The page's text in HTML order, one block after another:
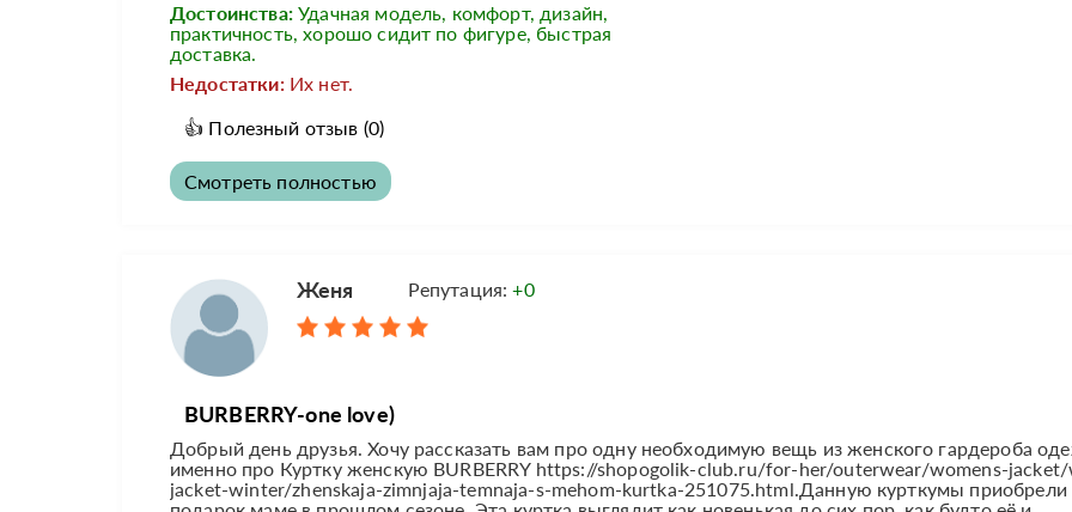
Достоинства: Удачная модель, комфорт, дизайн,
практичность, хорошо сидит по фигуре, быстрая
доставка.
Недостатки: Их нет.
👍 Полезный отзыв (0)
Смотреть полностью
Женя Репутация:+0
BURBERRY-one love)
Добрый день друзья. Хочу рассказать вам про одну необходимую вещь из женского гардероба
именно про Куртку женскую BURBERRY https://shopogolik-club.ru/for-her/outerwear/womens-
jacket-winter/zhenskaja-zimnjaja-temnaja-s-mehom-kurtka-251075.html.Данную курткумы приобрели